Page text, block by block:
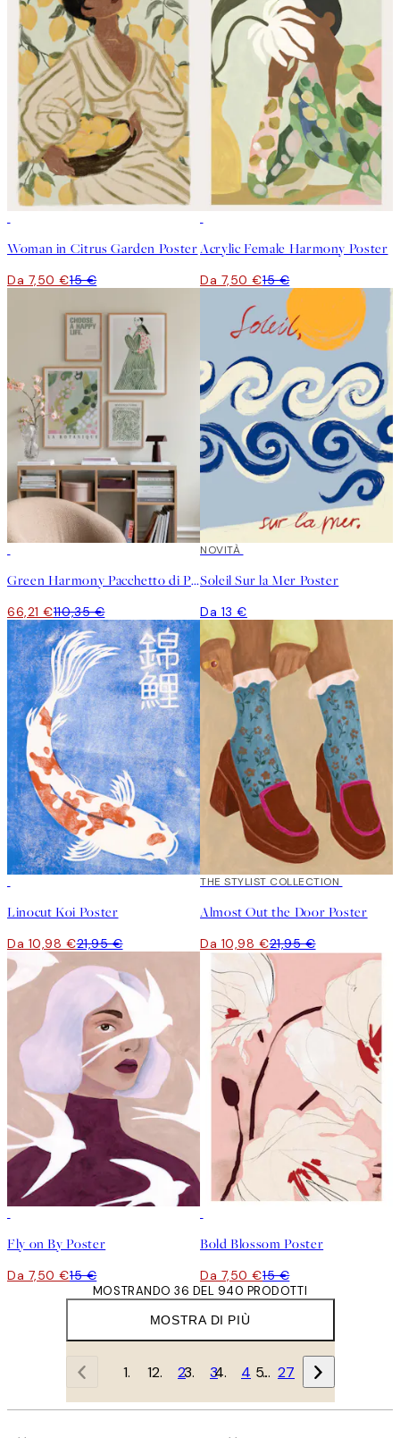
Woman in Citrus Garden Poster
Da 7,50 €15 €
Acrylic Female Harmony Poster
Da 7,50 €15 €
Green Harmony Pacchetto di Poster
66,21 €110,35 €
NOVITÀ
Soleil Sur la Mer Poster
Da 13 €
Linocut Koi Poster
Da 10,98 €21,95 €
50%*
THE STYLIST COLLECTION
Almost Out the Door Poster
Da 10,98 €21,95 €
Fly on By Poster
Da 7,50 €15 €
Bold Blossom Poster
Da 7,50 €15 €
MOSTRA DI PIÙ
MOSTRANDO 36 DEL 940 PRODOTTI
1 2 3 4 … 27